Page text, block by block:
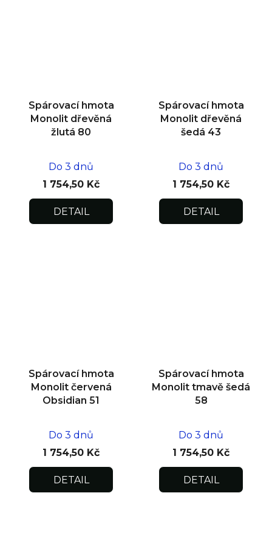
Spárovací hmota
Monolit dřevěná
žlutá 80
Do 3 dnů
1 754,50 Kč
DETAIL
Spárovací hmota
Monolit dřevěná
šedá 43
Do 3 dnů
1 754,50 Kč
DETAIL
Spárovací hmota
Monolit červená
Obsidian 51
Do 3 dnů
1 754,50 Kč
DETAIL
Spárovací hmota
Monolit tmavě šedá
58
Do 3 dnů
1 754,50 Kč
DETAIL